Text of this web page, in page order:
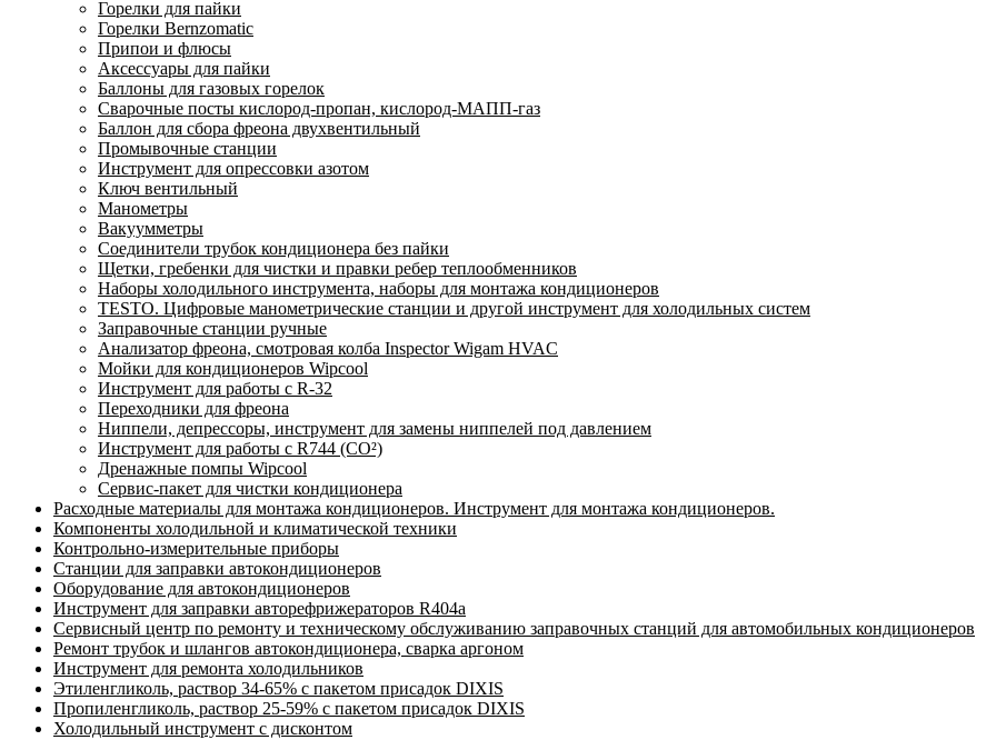
Горелки для пайки
Горелки Bernzomatic
Припои и флюсы
Аксессуары для пайки
Баллоны для газовых горелок
Сварочные посты кислород-пропан, кислород-МАПП-газ
Баллон для сбора фреона двухвентильный
Промывочные станции
Инструмент для опрессовки азотом
Ключ вентильный
Манометры
Вакуумметры
Соединители трубок кондиционера без пайки
Щетки, гребенки для чистки и правки ребер теплообменников
Наборы холодильного инструмента, наборы для монтажа кондиционеров
TESTO. Цифровые манометрические станции и другой инструмент для холодильных систем
Заправочные станции ручные
Анализатор фреона, смотровая колба Inspector Wigam HVAC
Мойки для кондиционеров Wipcool
Инструмент для работы с R-32
Переходники для фреона
Ниппели, депрессоры, инструмент для замены ниппелей под давлением
Инструмент для работы с R744 (CO²)
Дренажные помпы Wipcool
Сервис-пакет для чистки кондиционера
Расходные материалы для монтажа кондиционеров. Инструмент для монтажа кондиционеров.
Компоненты холодильной и климатической техники
Контрольно-измерительные приборы
Станции для заправки автокондиционеров
Оборудование для автокондиционеров
Инструмент для заправки авторефрижераторов R404a
Сервисный центр по ремонту и техническому обслуживанию заправочных станций для автомобильных кондиционеров
Ремонт трубок и шлангов автокондиционера, сварка аргоном
Инструмент для ремонта холодильников
Этиленгликоль, раствор 34-65% с пакетом присадок DIXIS
Пропиленгликоль, раствор 25-59% с пакетом присадок DIXIS
Холодильный инструмент с дисконтом